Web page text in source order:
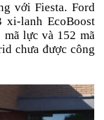
với Fiesta. Ford
xi-lanh EcoBoost
mã lực và 152 mã
chưa được công